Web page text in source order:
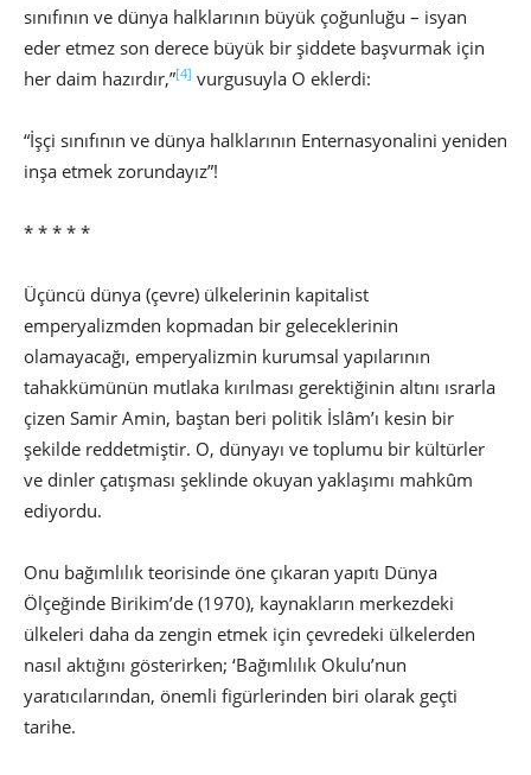
sınıfının ve dünya halklarının büyük çoğunluğu – isyan
eder etmez son derece büyük bir şiddete başvurmak için
her daim hazırdır,”[4] vurgusuyla O eklerdi:
“İşçi sınıfının ve dünya halklarının Enternasyonalini yeniden
inşa etmek zorundayız”!
* * * * *
Üçüncü dünya (çevre) ülkelerinin kapitalist
emperyalizmden kopmadan bir geleceklerinin
olamayacağı, emperyalizmin kurumsal yapılarının
tahakkümünün mutlaka kırılması gerektiğinin altını ısrarla
çizen Samir Amin, baştan beri politik İslâm’ı kesin bir
şekilde reddetmiştir. O, dünyayı ve toplumu bir kültürler
ve dinler çatışması şeklinde okuyan yaklaşımı mahkûm
ediyordu.
Onu bağımlılık teorisinde öne çıkaran yapıtı Dünya
Ölçeğinde Birikim’de (1970), kaynakların merkezdeki
ülkeleri daha da zengin etmek için çevredeki ülkelerden
nasıl aktığını gösterirken; ‘Bağımlılık Okulu’nun
yaratıcılarından, önemli figürlerinden biri olarak geçti
tarihe.